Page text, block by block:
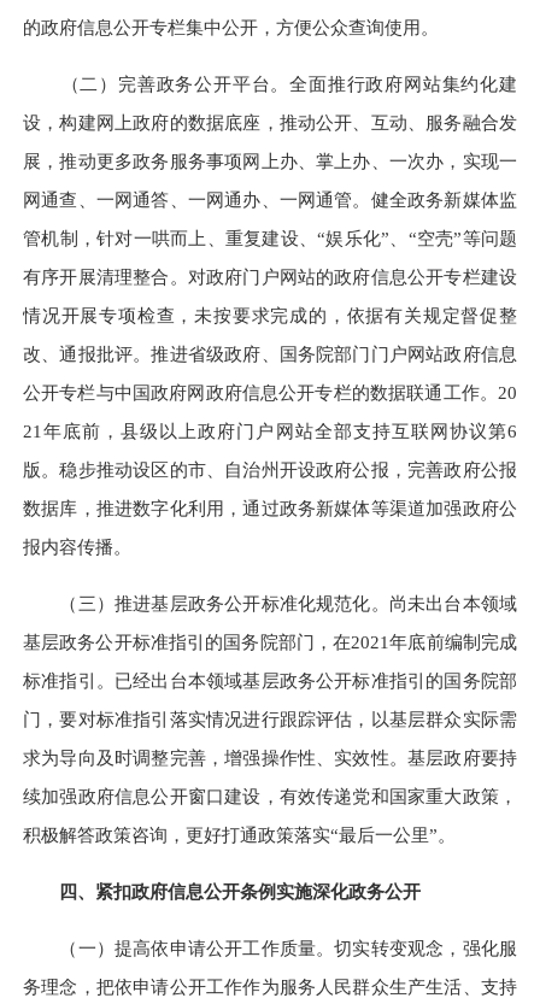
的政府信息公开专栏集中公开，方便公众查询使用。
（二）完善政务公开平台。全面推行政府网站集约化建
设，构建网上政府的数据底座，推动公开、互动、服务融合发
展，推动更多政务服务事项网上办、掌上办、一次办，实现一
网通查、一网通答、一网通办、一网通管。健全政务新媒体监
管机制，针对一哄而上、重复建设、“娱乐化”、“空壳”等问题
有序开展清理整合。对政府门户网站的政府信息公开专栏建设
情况开展专项检查，未按要求完成的，依据有关规定督促整
改、通报批评。推进省级政府、国务院部门门户网站政府信息
公开专栏与中国政府网政府信息公开专栏的数据联通工作。20
21年底前，县级以上政府门户网站全部支持互联网协议第6
版。稳步推动设区的市、自治州开设政府公报，完善政府公报
数据库，推进数字化利用，通过政务新媒体等渠道加强政府公
报内容传播。
（三）推进基层政务公开标准化规范化。 尚未出台本领域
基层政务公开标准指引的国务院部门，在2021年底前编制完成
标准指引。已经出台本领域基层政务公开标准指引的国务院部
门，要对标准指引落实情况进行跟踪评估，以基层群众实际需
求为导向及时调整完善，增强操作性、实效性。基层政府要持
续加强政府信息公开窗口建设，有效传递党和国家重大政策，
积极解答政策咨询，更好打通政策落实“最后一公里”。
四、紧扣政府信息公开条例实施深化政务公开
（一）提高依申请公开工作质量。切实转变观念，强化服
务理念，把依申请公开工作作为服务人民群众生产生活、支持